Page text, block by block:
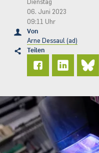
06. Juni 2023
09:11 Uhr
Von
Arne Dessaul (ad)
Teilen